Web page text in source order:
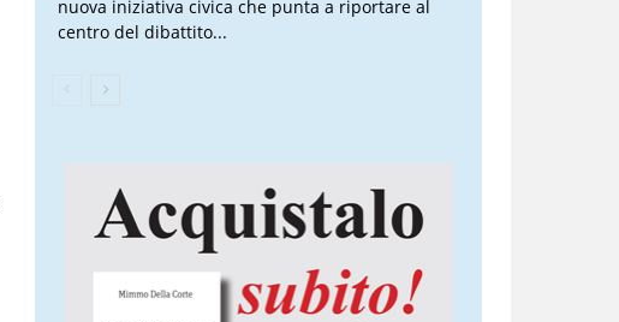
nuova iniziativa civica che punta a riportare al
centro del dibattito...